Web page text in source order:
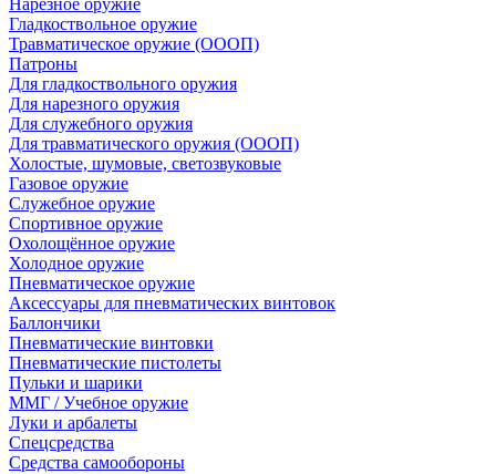
Нарезное оружие
Гладкоствольное оружие
Травматическое оружие (ОООП)
Патроны
Для гладкоствольного оружия
Для нарезного оружия
Для служебного оружия
Для травматического оружия (ОООП)
Холостые, шумовые, светозвуковые
Газовое оружие
Служебное оружие
Спортивное оружие
Охолощённое оружие
Холодное оружие
Пневматическое оружие
Аксессуары для пневматических винтовок
Баллончики
Пневматические винтовки
Пневматические пистолеты
Пульки и шарики
ММГ / Учебное оружие
Луки и арбалеты
Спецсредства
Средства самообороны